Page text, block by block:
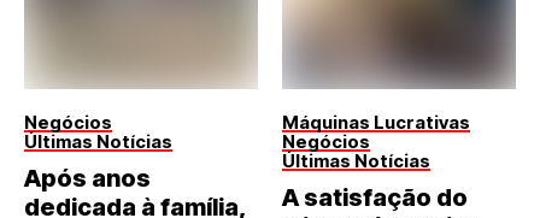
Negócios
Últimas Notícias
Após anos
dedicada à família,
Máquinas Lucrativas
Negócios
Últimas Notícias
A satisfação do